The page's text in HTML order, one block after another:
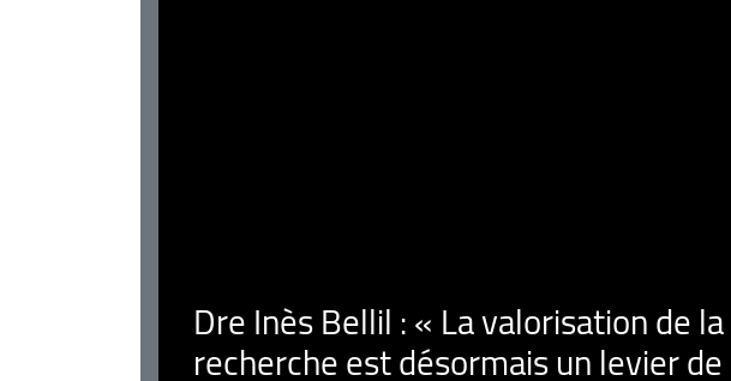
Dre Inès Bellil : « La valorisation de la
recherche est désormais un levier de